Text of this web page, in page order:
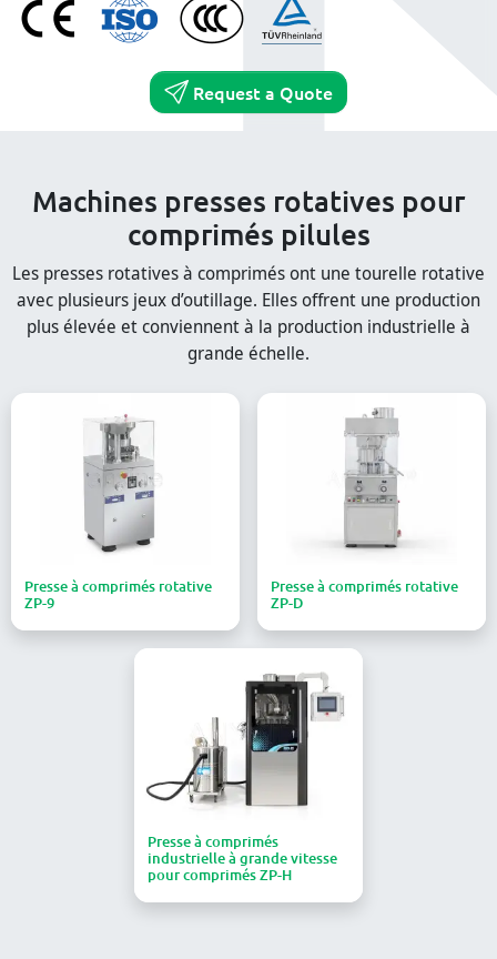
Request a Quote
Machines presses rotatives pour
comprimés pilules
Les presses rotatives à comprimés ont une tourelle rotative
avec plusieurs jeux d’outillage. Elles offrent une production
plus élevée et conviennent à la production industrielle à
grande échelle.
Presse à comprimés rotative
ZP-9
Presse à comprimés rotative
ZP-D
Presse à comprimés
industrielle à grande vitesse
pour comprimés ZP-H